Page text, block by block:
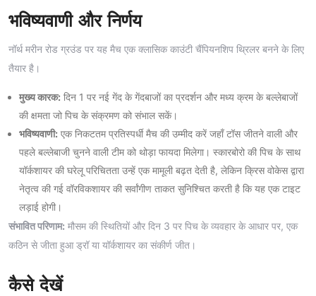
भविष्यवाणी और निर्णय
नॉर्थ मरीन रोड ग्रउंड पर यह मैच एक क्लासिक काउंटी चैंपियनशिप थ्रिलर बनने के लिए
तैयार है।
मुख्य कारक: दिन 1 पर नई गेंद के गेंदबाजों का प्रदर्शन और मध्य क्रम के बल्लेबाजों
की क्षमता जो पिच के संक्रमण को संभाल सकें।
भविष्यवाणी: एक निकटतम प्रतिस्पर्धी मैच की उम्मीद करें जहाँ टॉस जीतने वाली और
पहले बल्लेबाजी चुनने वाली टीम को थोड़ा फायदा मिलेगा। स्कारबोरो की पिच के साथ
यॉर्कशायर की घरेलू परिचितता उन्हें एक मामूली बढ़त देती है, लेकिन क्रिस वोकेस द्वारा
नेतृत्व की गई वॉरविकशायर की सर्वांगीण ताकत सुनिश्चित करती है कि यह एक टाइट
लड़ाई होगी।
संभावित परिणाम: मौसम की स्थितियों और दिन 3 पर पिच के व्यवहार के आधार पर, एक
कठिन से जीता हुआ ड्रॉ या यॉर्कशायर का संकीर्ण जीत।
कैसे देखें